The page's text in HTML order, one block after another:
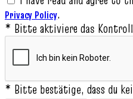
Privacy Policy.
* Bitte aktiviere das
* Bitte bestätige, dass du